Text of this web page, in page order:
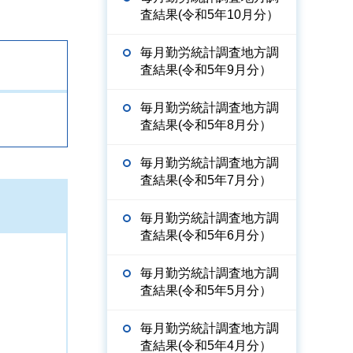
査結果(令和5年10月分）
毎月勤労統計調査地方調
査結果(令和5年9月分）
毎月勤労統計調査地方調
査結果(令和5年8月分）
毎月勤労統計調査地方調
査結果(令和5年7月分）
毎月勤労統計調査地方調
査結果(令和5年6月分）
毎月勤労統計調査地方調
査結果(令和5年5月分）
毎月勤労統計調査地方調
査結果(令和5年4月分）